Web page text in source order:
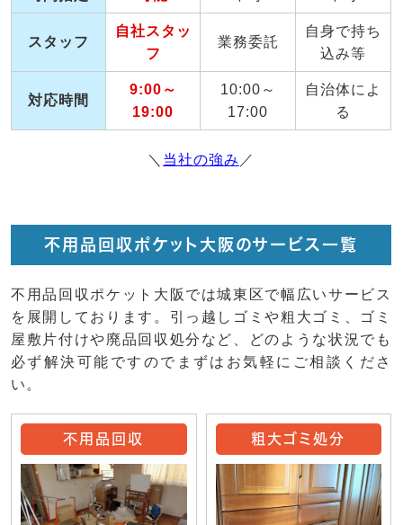
スタッフ
自社スタッ
フ
業務委託
自身で持ち
込み等
対応時間
9:00～
19:00
10:00～
17:00
自治体によ
る
＼ 当社の強み ／
不用品回収ポケット大阪のサービス一覧
不用品回収ポケット大阪では城東区で幅広いサービス
を展開しております。引っ越しゴミや粗大ゴミ、ゴミ
屋敷片付けや廃品回収処分など、どのような状況でも
必ず解決可能ですのでまずはお気軽にご相談くださ
い。
不用品回収 粗大ゴミ処分